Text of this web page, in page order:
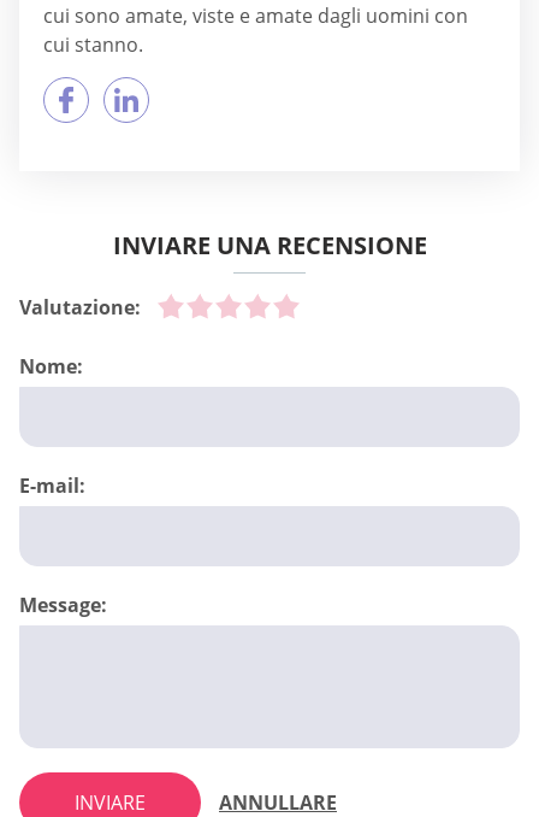
cui sono amate, viste e amate dagli uomini con
cui stanno.
INVIARE UNA RECENSIONE
Valutazione:
Nome:
E-mail:
Message:
INVIARE ANNULLARE